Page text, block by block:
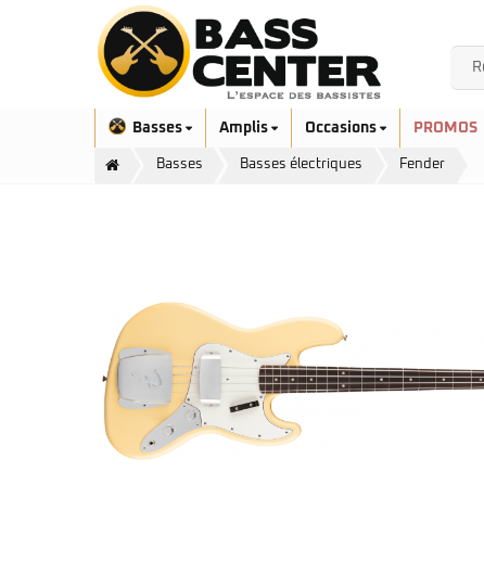
Basses
Aquilina Exclusivité
Ashdown
Bacchus
Cort
Danelectro
Duvoisin
Ibanez
Amplis Occasions PROMOS
Basses Basses électriques Fender